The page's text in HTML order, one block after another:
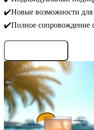
✔️Новые возможности для
✔️Полное сопровождение